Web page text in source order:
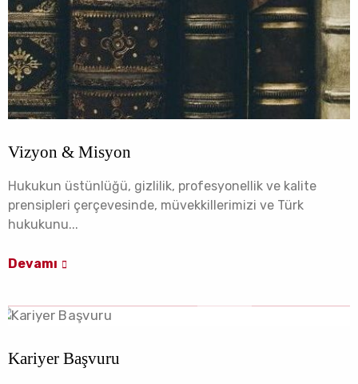
Vizyon & Misyon
Hukukun üstünlüğü, gizlilik, profesyonellik ve kalite
prensipleri çerçevesinde, müvekkillerimizi ve Türk
hukukunu...
Devamı
Kariyer Başvuru